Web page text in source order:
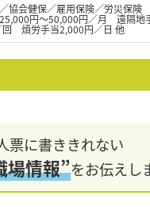
協会健保／雇用保険／労災保険
円～50,000円／月 遠隔
回 煩労手当2,000円／日 他
票に書ききれない
場情報”をお伝えし